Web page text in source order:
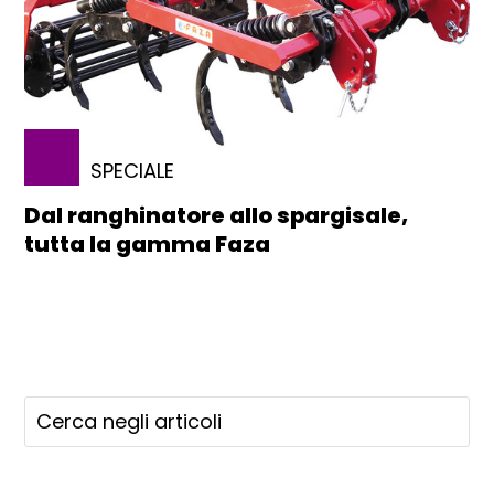
SPECIALE
Dal ranghinatore allo spargisale,
tutta la gamma Faza